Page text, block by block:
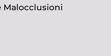
Malocclusioni